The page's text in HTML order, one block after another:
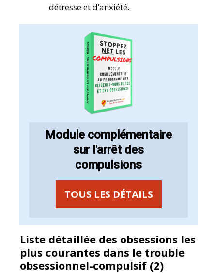
détresse et d’anxiété.
Module complémentaire
sur l'arrêt des
compulsions
TOUS LES DÉTAILS
Liste détaillée des obsessions les
plus courantes dans le trouble
obsessionnel-compulsif (2)